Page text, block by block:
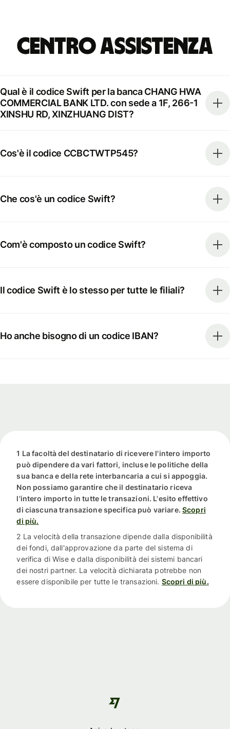
Centro Assistenza
Qual è il codice Swift per la banca CHANG HWA
COMMERCIAL BANK LTD. con sede a 1F, 266-1
XINSHU RD, XINZHUANG DIST?
Cos'è il codice CCBCTWTP545?
Che cos'è un codice Swift?
Com'è composto un codice Swift?
Il codice Swift è lo stesso per tutte le filiali?
Ho anche bisogno di un codice IBAN?
1 La facoltà del destinatario di ricevere l'intero importo
può dipendere da vari fattori, incluse le politiche della
sua banca e della rete interbancaria a cui si appoggia.
Non possiamo garantire che il destinatario riceva
l'intero importo in tutte le transazioni. L'esito effettivo
di ciascuna transazione specifica può variare. Scopri
di più.
2 La velocità della transazione dipende dalla disponibilità
dei fondi, dall'approvazione da parte del sistema di
verifica di Wise e dalla disponibilità dei sistemi bancari
dei nostri partner. La velocità dichiarata potrebbe non
essere disponibile per tutte le transazioni. Scopri di più.